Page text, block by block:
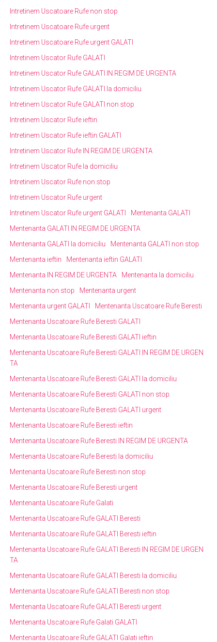
Intretinem Uscatoare Rufe non stop
Intretinem Uscatoare Rufe urgent
Intretinem Uscatoare Rufe urgent GALATI
Intretinem Uscator Rufe GALATI
Intretinem Uscator Rufe GALATI IN REGIM DE URGENTA
Intretinem Uscator Rufe GALATI la domiciliu
Intretinem Uscator Rufe GALATI non stop
Intretinem Uscator Rufe ieftin
Intretinem Uscator Rufe ieftin GALATI
Intretinem Uscator Rufe IN REGIM DE URGENTA
Intretinem Uscator Rufe la domiciliu
Intretinem Uscator Rufe non stop
Intretinem Uscator Rufe urgent
Intretinem Uscator Rufe urgent GALATI
Mentenanta GALATI
Mentenanta GALATI IN REGIM DE URGENTA
Mentenanta GALATI la domiciliu
Mentenanta GALATI non stop
Mentenanta ieftin
Mentenanta ieftin GALATI
Mentenanta IN REGIM DE URGENTA
Mentenanta la domiciliu
Mentenanta non stop
Mentenanta urgent
Mentenanta urgent GALATI
Mentenanta Uscatoare Rufe Beresti
Mentenanta Uscatoare Rufe Beresti GALATI
Mentenanta Uscatoare Rufe Beresti GALATI ieftin
Mentenanta Uscatoare Rufe Beresti GALATI IN REGIM DE URGEN
TA
Mentenanta Uscatoare Rufe Beresti GALATI la domiciliu
Mentenanta Uscatoare Rufe Beresti GALATI non stop
Mentenanta Uscatoare Rufe Beresti GALATI urgent
Mentenanta Uscatoare Rufe Beresti ieftin
Mentenanta Uscatoare Rufe Beresti IN REGIM DE URGENTA
Mentenanta Uscatoare Rufe Beresti la domiciliu
Mentenanta Uscatoare Rufe Beresti non stop
Mentenanta Uscatoare Rufe Beresti urgent
Mentenanta Uscatoare Rufe Galati
Mentenanta Uscatoare Rufe GALATI Beresti
Mentenanta Uscatoare Rufe GALATI Beresti ieftin
Mentenanta Uscatoare Rufe GALATI Beresti IN REGIM DE URGEN
TA
Mentenanta Uscatoare Rufe GALATI Beresti la domiciliu
Mentenanta Uscatoare Rufe GALATI Beresti non stop
Mentenanta Uscatoare Rufe GALATI Beresti urgent
Mentenanta Uscatoare Rufe Galati GALATI
Mentenanta Uscatoare Rufe GALATI Galati ieftin